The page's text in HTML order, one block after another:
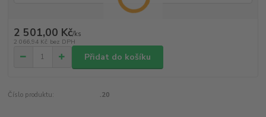
2 501,00 Kč/ks
2 066,94 Kč bez DPH
Přidat do košíku
Číslo produktu: .20